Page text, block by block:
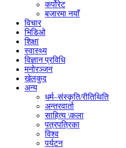
कर्पोरेट
बजारमा नयाँ
विचार
भिडिओ
शिक्षा
स्वास्थ्य
विज्ञान प्रविधि
मनोरञ्जन
खेलकुद
अन्य
धर्म–संस्कृति/रीतिथिति
अन्तरवार्ता
साहित्य \कला
पत्रपत्रिका
विश्व
पर्यटन